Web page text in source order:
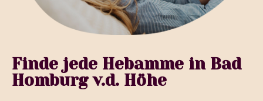
Finde jede Hebamme in Bad
Homburg v.d. Höhe